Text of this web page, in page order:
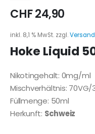
CHF24,90
inkl. 8,1 % MwSt. zzgl.
Hoke Liquid
Nikotingehalt: 0mg/ml
Mischverhältnis: 70VG/
Füllmenge: 50ml
Herkunft: Schweiz